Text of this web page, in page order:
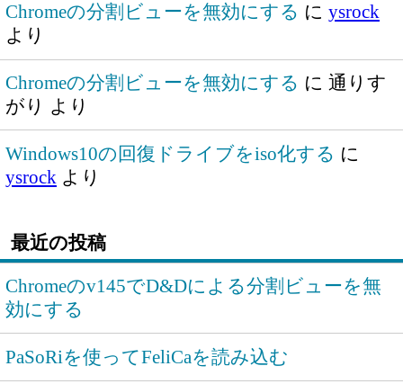
Chromeの分割ビューを無効にする に ysrock
より
Chromeの分割ビューを無効にする に 通りす
がり より
Windows10の回復ドライブをiso化する に
ysrockより
最近の投稿
Chromeのv145でD&Dによる分割ビューを無
効にする
PaSoRiを使ってFeliCaを読み込む